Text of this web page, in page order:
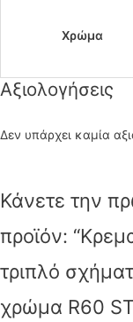
Χρώμα
Αξιολογήσεις
Δεν υπάρχει καμία
Κάνετε την
προϊόν:
τριπλό
χρώμα R60